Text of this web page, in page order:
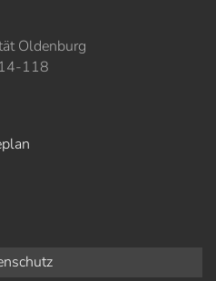
Oldenburg
118